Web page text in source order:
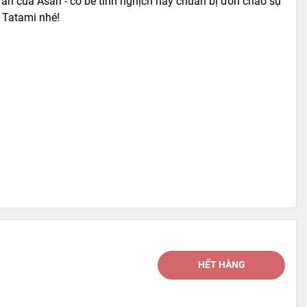
nhé!
HẾT HÀNG